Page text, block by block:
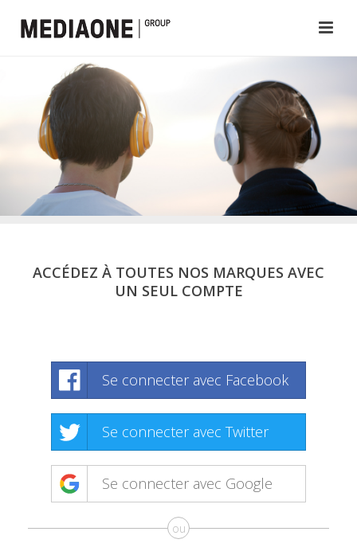
ACCÉDEZ À TOUTES NOS MARQUES AVEC
UN SEUL COMPTE
Se connecter avec Facebook
Se connecter avec Twitter
Se connecter avec Google
ou